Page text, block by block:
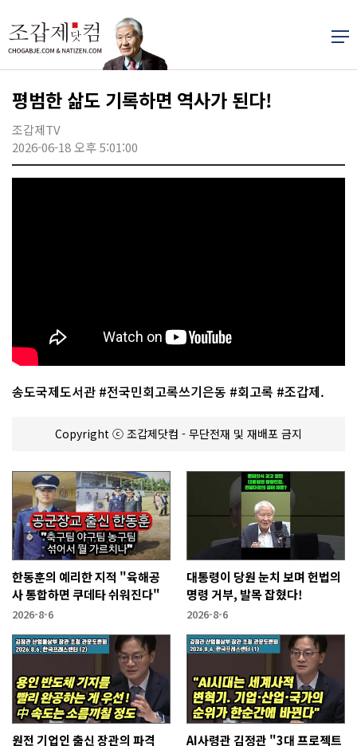
평범한 삶도 기록하면 역사가 된다!
조갑제TV
2026-06-18 오후 5:01:00
송도국제도서관 #전국민회고록쓰기은동 #회고록 #조갑제.
Copyright ⓒ 조갑제닷컴 - 무단전재 및 재배포 금지
한동훈의 예리한 지적 "육해공
사 통합하면 쿠데타 쉬워진다"
2026-8-6
대통령이 당원 눈치 보며 헌법의
명령 거부, 발목 잡혔다!
2026-8-6
원전 기업인 출신 장관의 파격
AI사령관 김정관 "3대 프로젝트